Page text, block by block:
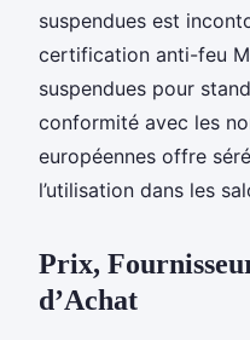
suspendues est
certification anti-feu
suspendues pour
conformité avec les
européennes offre
l’utilisation dans les
Prix,
d’Achat